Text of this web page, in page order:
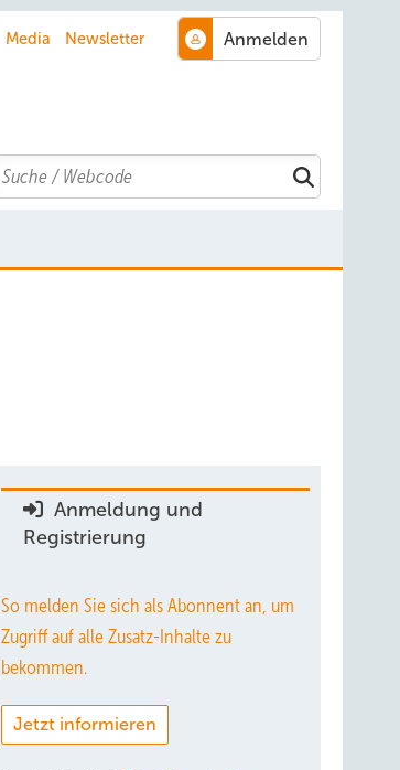
Media Newsletter
Search
Anmeldung und
Registrierung
So melden Sie sich als Abonnent an, um
Zugriff auf alle Zusatz-Inhalte zu
bekommen.
Jetzt informieren